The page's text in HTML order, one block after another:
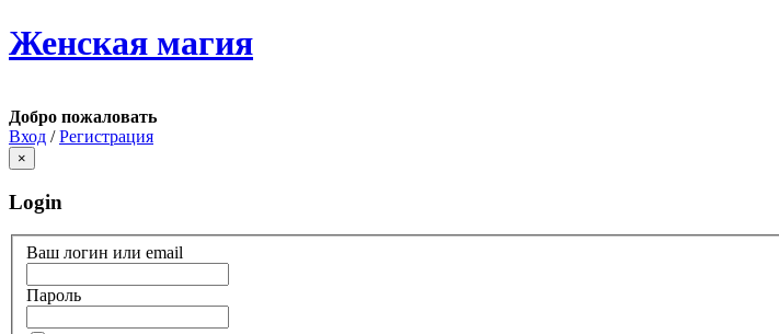
Женская магия
Добро пожаловать
Вход /Регистрация
×
Login
Ваш логин или email
Пароль